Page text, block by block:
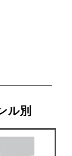
ル別